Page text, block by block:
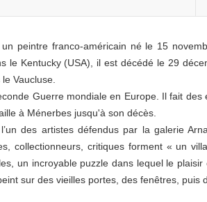
peintre franco-américain né le 15
le Kentucky (USA), il est décédé le 29
Vaucluse.
Guerre mondiale en Europe. Il fait
à Ménerbes jusqu'à son décès.
des artistes défendus par la galerie
collectionneurs, critiques forment « un
un incroyable puzzle dans lequel le
sur des vieilles portes, des fenêtres, puis